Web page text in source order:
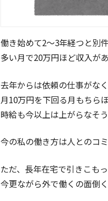
働き始めて2～3年経つと別
多い月で20万円ほど収入が
去年からは依頼の仕事がなく
月10万円を下回る月もちらほ
時給も今以上は上がらなそ
今の私の働き方は人とのコ
ただ、長年在宅で引きこも
今更ながら外で働くの面倒